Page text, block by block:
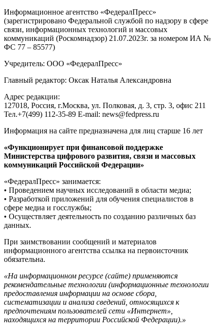
Информационное агентство «ФедералПресс»
(зарегистрировано Федеральной службой по надзору в сфере
связи, информационных технологий и массовых
коммуникаций (Роскомнадзор) 21.07.2023г. за номером ИА №
ФС 77 – 85577)
Учредитель: ООО «ФедералПресс»
Главный редактор: Оксак Наталья Александровна
Адрес редакции:
127018, Россия, г.Москва, ул. Полковая, д. 3, стр. 3, офис 211
Тел.+7(499) 112-35-89 E-mail: news@fedpress.ru
Информация на сайте предназначена для лиц старше 16 лет
«Функционирует при финансовой поддержке
Министерства цифрового развития, связи и массовых
коммуникаций Российской Федерации»
«ФедералПресс» занимается:
• Проведением научных исследований в области медиа;
• Разработкой приложений для обучения специалистов в
сфере медиа и госслужбы;
• Осуществляет деятельность по созданию различных баз
данных.
При заимствовании сообщений и материалов
информационного агентства ссылка на первоисточник
обязательна.
«На информационном ресурсе (сайте) применяются
рекомендательные технологии (информационные технологии
предоставления информации на основе сбора,
систематизации и анализа сведений, относящихся к
предпочтениям пользователей сети «Интернет»,
находящихся на территории Российской Федерации).»